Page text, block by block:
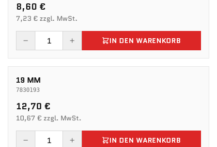
8,60 €
7,23 € zzgl. MwSt.
IN DEN WARENKORB
19 MM
7830193
12,70 €
10,67 € zzgl. MwSt.
IN DEN WARENKORB